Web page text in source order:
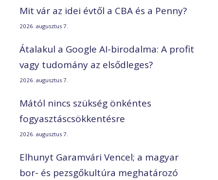
Mit vár az idei évtől a CBA és a Penny?
2026. augusztus 7.
Átalakul a Google AI-birodalma: A profit
vagy tudomány az elsődleges?
2026. augusztus 7.
Mától nincs szükség önkéntes
fogyasztáscsökkentésre
2026. augusztus 7.
Elhunyt Garamvári Vencel; a magyar
bor- és pezsgőkultúra meghatározó